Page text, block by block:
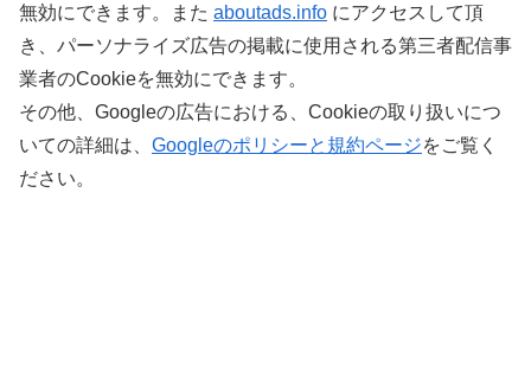
無効にできます。また aboutads.info にアクセスして頂
き、パーソナライズ広告の掲載に使用される第三者配信事
業者のCookieを無効にできます。
その他、Googleの広告における、Cookieの取り扱いにつ
いての詳細は、 Googleのポリシーと規約ページをご覧く
ださい。